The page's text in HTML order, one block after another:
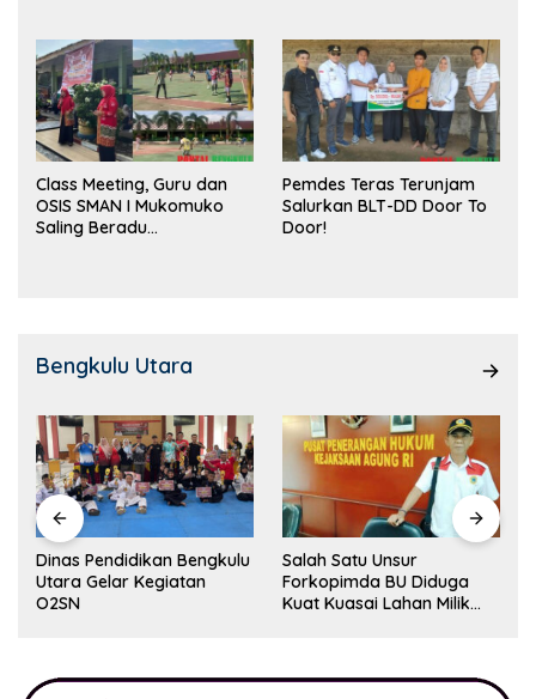
Class Meeting, Guru dan
OSIS SMAN I Mukomuko
Saling Beradu
Pemdes Teras Terunjam
Salurkan BLT-DD Door To
Door!
Bengkulu Utara
Dinas Pendidikan Bengkulu
Utara Gelar Kegiatan
O2SN
Salah Satu Unsur
Forkopimda BU Diduga
Kuat Kuasai Lahan Milik